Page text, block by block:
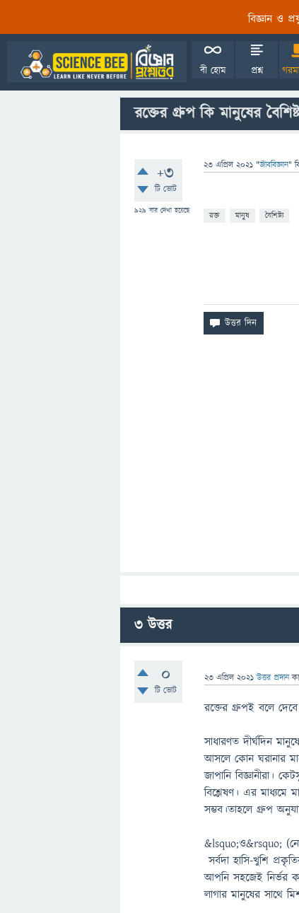
বিজ্ঞান ও
বী হোম প্রশ্ন
রক্তের গ্রুপ কি মানুষের
+3
টি ভোট
929 বার দেখা হয়েছে
23 এপ্রিল 2021 "জীববিজ্ঞান"
রক্ত মানুষ বৈশিষ্ট্য
3উত্তর
0
টি ভোট
23 এপ্রিল 2021 উত্তর প্রদান
রক্তের গ্রুপই বলে
সাধারণত দীর্ঘদিন
আসলে কোন ঘরানার
জাপানি বিজ্ঞানীরা।
বিশ্লেষণ। এর মাধ্যমে
সম্ভব।তাহলে গ্রুপ
&lsquo;ও&rsquo;
সর্বদা হাসি-খুশি
আপনি সহজেই নির্ভর
লাগার মানুষের সাথে